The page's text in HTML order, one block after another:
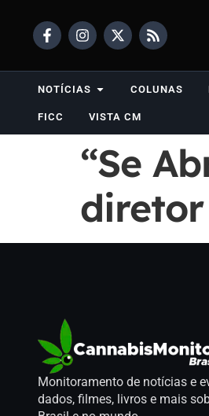
NOTÍCIAS COLUNAS
FICC VISTA CM
“Se
Monitoramento de notícias e
dados, filmes, livros e mais